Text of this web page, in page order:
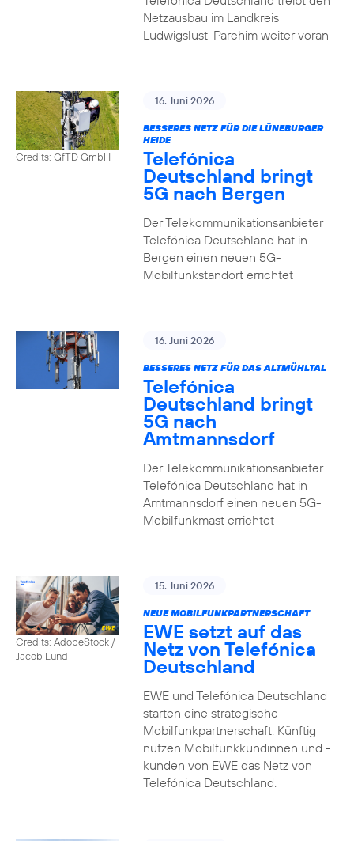
Netzausbau im Landkreis
Ludwigslust-Parchim weiter voran
Credits: GfTD GmbH
16. Juni 2026
BESSERES NETZ FÜR DIE LÜNEBURGER
HEIDE
Telefónica
Deutschland bringt
5G nach Bergen
Der Telekommunikationsanbieter
Telefónica Deutschland hat in
Bergen einen neuen 5G-
Mobilfunkstandort errichtet
16. Juni 2026
BESSERES NETZ FÜR DAS ALTMÜHLTAL
Telefónica
Deutschland bringt
5G nach
Amtmannsdorf
Der Telekommunikationsanbieter
Telefónica Deutschland hat in
Amtmannsdorf einen neuen 5G-
Mobilfunkmast errichtet
Credits: AdobeStock /
Jacob Lund
15. Juni 2026
NEUE MOBILFUNKPARTNERSCHAFT
EWE setzt auf das
Netz von Telefónica
Deutschland
EWE und Telefónica Deutschland
starten eine strategische
Mobilfunkpartnerschaft. Künftig
nutzen Mobilfunkkundinnen und -
kunden von EWE das Netz von
Telefónica Deutschland.